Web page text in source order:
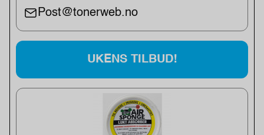
Post@tonerweb.no
UKENS TILBUD!